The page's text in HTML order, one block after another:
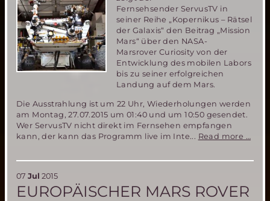
Fernsehsender ServusTV in
seiner Reihe „Kopernikus – Rätsel
der Galaxis“ den Beitrag „Mission
Mars“ über den NASA-
Marsrover Curiosity von der
Entwicklung des mobilen Labors
bis zu seiner erfolgreichen
Landung auf dem Mars.
Die Ausstrahlung ist um 22 Uhr, Wiederholungen werden
am Montag, 27.07.2015 um 01:40 und um 10:50 gesendet.
Wer ServusTV nicht direkt im Fernsehen empfangen
kann, der kann das Programm live im Inte... Read more …
07 Jul 2015
EUROPÄISCHER MARS ROVER